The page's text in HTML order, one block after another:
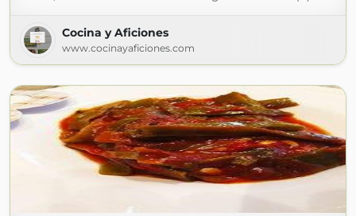
Cocina y Aficiones
www.cocinayaficiones.com